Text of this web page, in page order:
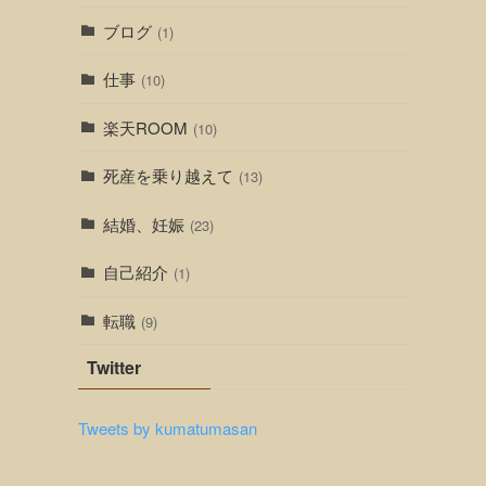
ブログ (1)
仕事 (10)
楽天ROOM (10)
死産を乗り越えて (13)
結婚、妊娠 (23)
自己紹介 (1)
転職 (9)
Twitter
Tweets by kumatumasan